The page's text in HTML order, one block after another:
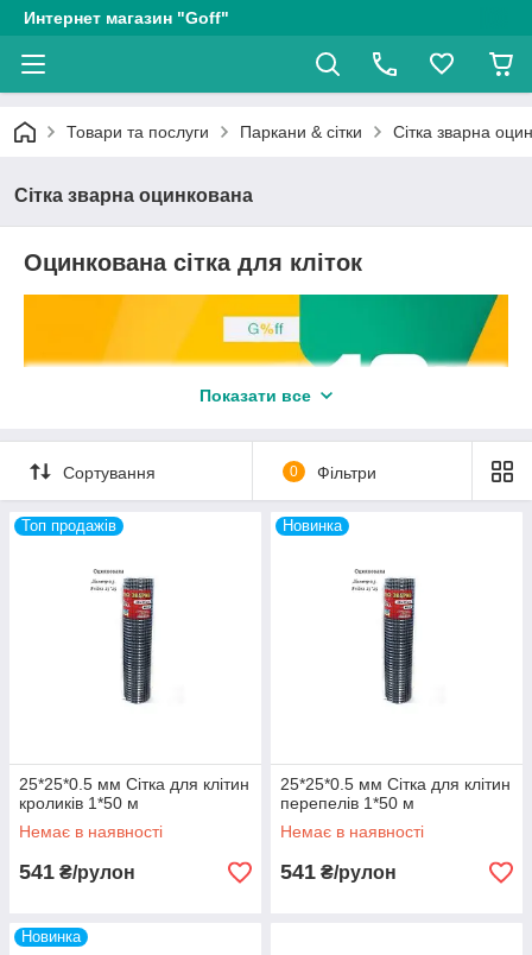
Интернет магазин "Goff"
Товари та послуги Паркани & сітки Сітка зварна
Сітка зварна оцинкована
Оцинкована сітка для кліток
Показати все
Сортування 0 Фільтри
Топ продажів
25*25*0.5 мм Сітка для клітин
кроликів 1*50 м
Немає в наявності
541 ₴/рулон
Новинка
25*25*0.5 мм Сітка для клітин
перепелів 1*50 м
Немає в наявності
541 ₴/рулон
Новинка